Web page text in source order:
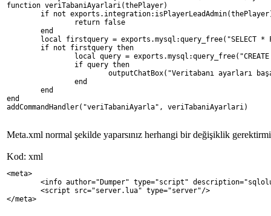
function veriTabaniAyarlari(thePlayer)
if not
		return false
	end
local firstquery = exports.mysql:query_free("SELECT *
	if not firstquery then
local query =
		if query then
outputChatBox("Veritabanı ayarları
		end
	end
end
addCommandHandler("veriTabaniAyarla", veriTabaniAyarlari)
Meta.xml normal şekilde yaparsınız herhangi bir değişiklik
Kod: xml
<meta>
<info author="Dumper" type="script"
	<script src="server.lua" type="server"/>
</meta>